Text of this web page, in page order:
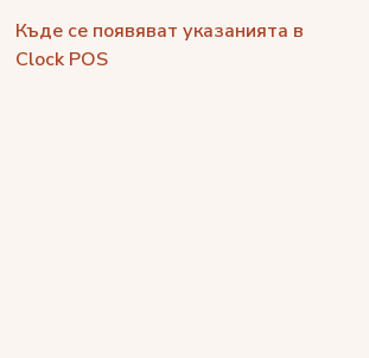
Къде се появяват указанията в
Clock POS